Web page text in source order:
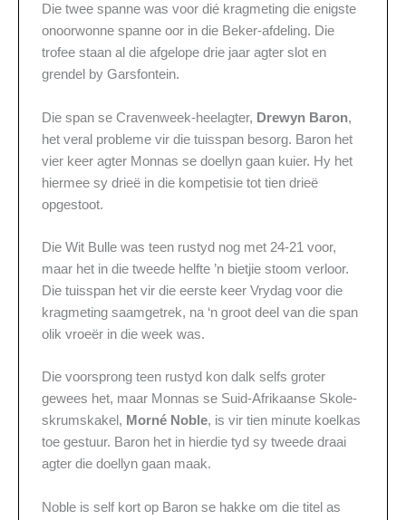
Die twee spanne was voor dié kragmeting die enigste
onoorwonne spanne oor in die Beker-afdeling. Die
trofee staan al die afgelope drie jaar agter slot en
grendel by Garsfontein.
Die span se Cravenweek-heelagter, Drewyn Baron,
het veral probleme vir die tuisspan besorg. Baron het
vier keer agter Monnas se doellyn gaan kuier. Hy het
hiermee sy drieë in die kompetisie tot tien drieë
opgestoot.
Die Wit Bulle was teen rustyd nog met 24-21 voor,
maar het in die tweede helfte ’n bietjie stoom verloor.
Die tuisspan het vir die eerste keer Vrydag voor die
kragmeting saamgetrek, na ‘n groot deel van die span
olik vroeër in die week was.
Die voorsprong teen rustyd kon dalk selfs groter
gewees het, maar Monnas se Suid-Afrikaanse Skole-
skrumskakel, Morné Noble, is vir tien minute koelkas
toe gestuur. Baron het in hierdie tyd sy tweede draai
agter die doellyn gaan maak.
Noble is self kort op Baron se hakke om die titel as